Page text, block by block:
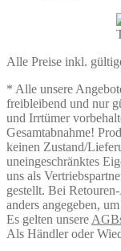
Alle Preise inkl.
* Alle unsere
freibleibend und nur
und Irrtümer
Gesamtabnahme!
keinen Zustand/
uneingeschränktes
uns als
gestellt. Bei
anders angegeben,
Es gelten unsere
Als Händler oder